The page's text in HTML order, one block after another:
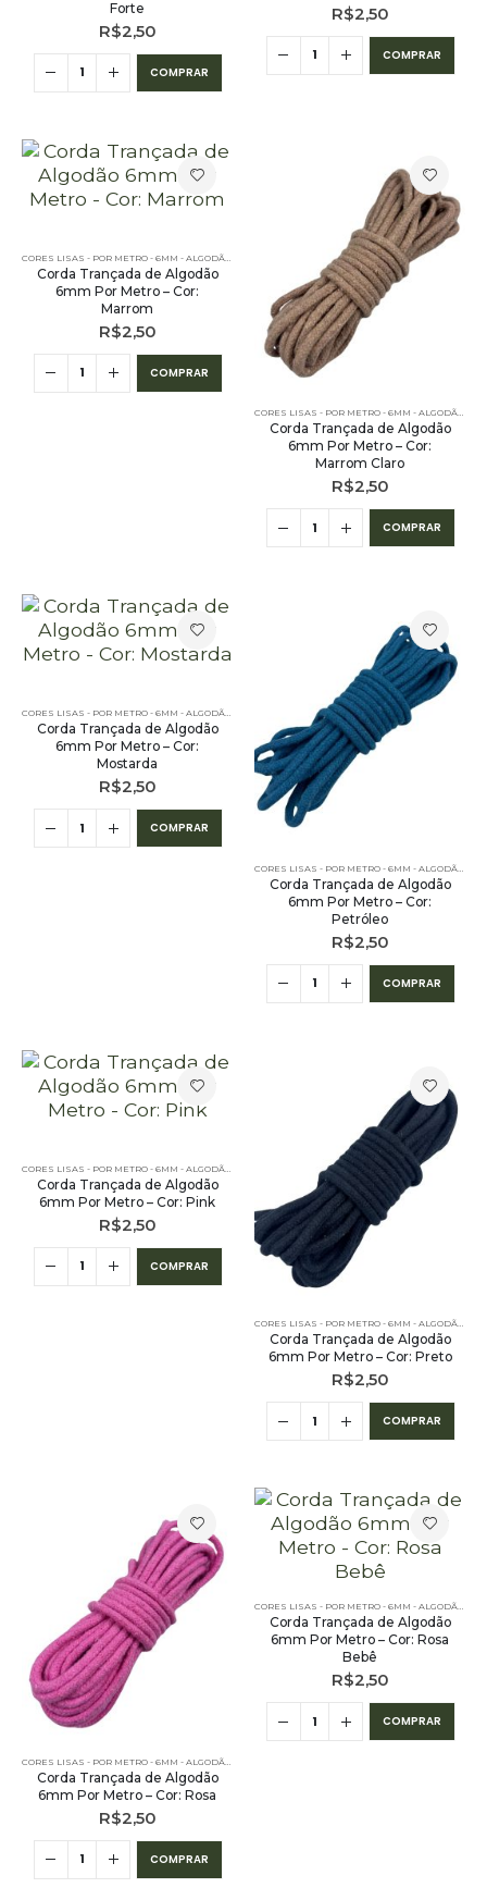
Forte
R$2,50
COMPRAR
R$2,50
COMPRAR
PE – 6MM – ALGODÃO - POR METRO, POR METRO -
Corda Trançada de Algodão
6mm Por Metro – Cor:
Marrom
R$2,50
COMPRAR
CORES LISAS - POR METRO - 6MM - ALGODÃO
Corda Trançada de Algodão
6mm Por Metro – Cor:
Marrom Claro
R$2,50
COMPRAR
CORES LISAS - POR METRO - 6MM - ALGODÃO PE – 6MM – ALGODÃO - POR METRO ,POR METRO -
Corda Trançada de Algodão
6mm Por Metro – Cor:
Mostarda
R$2,50
COMPRAR
Corda Trançada de Algodão
6mm Por Metro – Cor:
Petróleo
R$2,50
COMPRAR
PE – 6MM – ALGODÃO - POR METRO , POR METRO -
Corda Trançada de Algodão
6mm Por Metro – Cor: Pink
R$2,50
COMPRAR
CORES LISAS - POR METRO - 6MM - ALGODÃO
Corda Trançada de Algodão
6mm Por Metro – Cor: Preto
R$2,50
COMPRAR
Corda Trançada de Algodão
6mm Por Metro – Cor: Rosa
R$2,50
COMPRAR
CORES LISAS - POR METRO - 6MM - ALGODÃO
Corda Trançada de Algodão
6mm Por Metro – Cor: Rosa
Bebê
R$2,50
COMPRAR